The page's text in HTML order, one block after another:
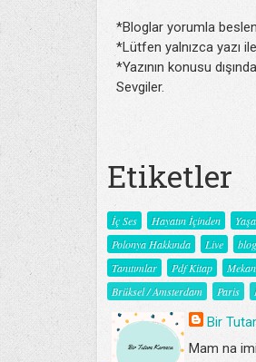
*Bloglar yorumla
*Lütfen yalnızca yazı
*Yazının konusu
Sevgiler.
Etiketler
İç Ses Hayatın İçinden
Polonya Hakkında
Live blog
Tanıtımlar
Pdf Kitap
Brüksel / Amsterdam
Paris
Bir
Mam na